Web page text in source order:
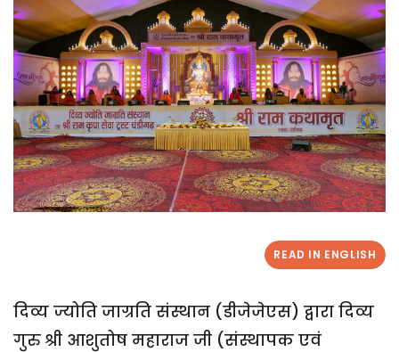
READ IN ENGLISH
दिव्य ज्योति जाग्रति संस्थान (डीजेजेएस) द्वारा दिव्य
गुरु श्री आशुतोष महाराज जी (संस्थापक एवं